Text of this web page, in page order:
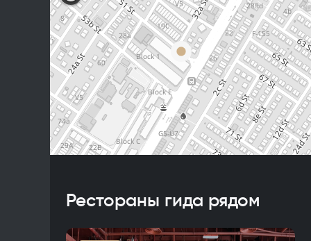
Рестораны гида рядом